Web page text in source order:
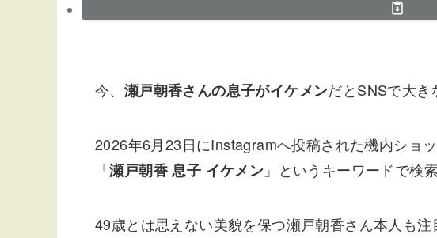
今、 瀬戸朝香さんの息子がイケメンだとSNSで大き
2026年6月23日にInstagramへ投稿された機内ショ
「瀬戸朝香 息子 イケメン 」というキーワードで検
49歳とは思えない美貌を保つ瀬戸朝香さん本人も